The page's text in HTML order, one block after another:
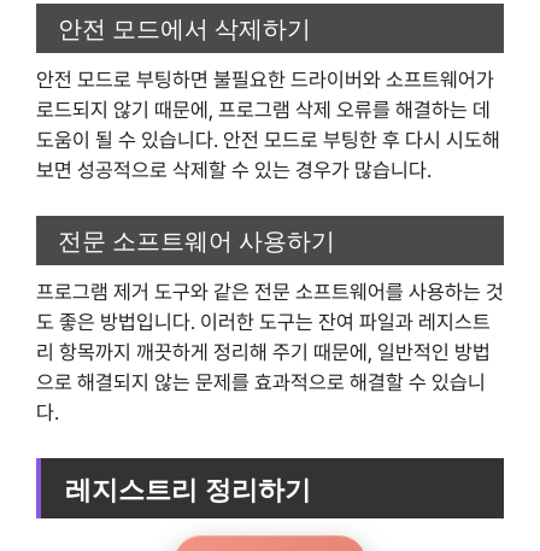
안전 모드에서 삭제하기
안전 모드로 부팅하면 불필요한 드라이버와 소프트웨어가
로드되지 않기 때문에, 프로그램 삭제 오류를 해결하는 데
도움이 될 수 있습니다. 안전 모드로 부팅한 후 다시 시도해
보면 성공적으로 삭제할 수 있는 경우가 많습니다.
전문 소프트웨어 사용하기
프로그램 제거 도구와 같은 전문 소프트웨어를 사용하는 것
도 좋은 방법입니다. 이러한 도구는 잔여 파일과 레지스트
리 항목까지 깨끗하게 정리해 주기 때문에, 일반적인 방법
으로 해결되지 않는 문제를 효과적으로 해결할 수 있습니
다.
레지스트리 정리하기